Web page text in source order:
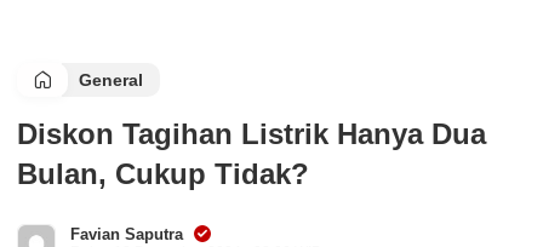
General
Diskon Tagihan Listrik Hanya Dua
Bulan, Cukup Tidak?
Favian Saputra